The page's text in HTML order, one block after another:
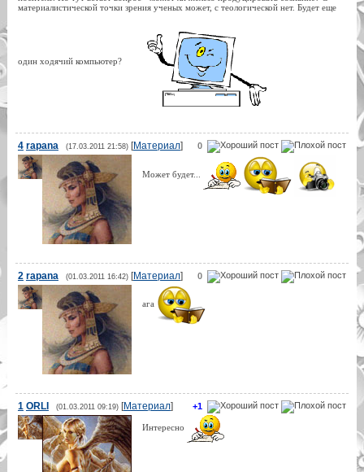
материалистической точки зрения ученых может, с теологической нет. Будет еще
один ходячий компьютер?
0
4 rapana (17.03.2011 21:58)[Материал]
Может будет...
0
2 rapana (01.03.2011 16:42)[Материал]
ага
+1
1 ORLI (01.03.2011 09:19)[Материал]
Интересно